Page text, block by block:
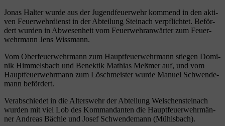
Jonas Hal­ter wur­de aus der Jugend­feu­er­wehr kom­mend in den akti­
ven Feu­er­wehr­dienst in der Abtei­lung Stein­ach ver­pflich­tet. Beför­
dert wur­den in Abwe­sen­heit vom Feu­er­wehr­an­wär­ter zum Feu­er­
wehr­mann Jens Wissmann.
Vom Ober­feu­er­wehr­mann zum Haupt­feu­er­wehr­mann stie­gen Domi­
nik Him­mels­bach und Benek­tik Mathi­as Meß­mer auf, und vom
Haupt­feu­er­wehr­mann zum Lösch­meis­ter wur­de Manu­el Schwen­de­
mann befördert.
Ver­ab­schie­det in die Alters­wehr der Abtei­lung Wel­schen­stein­ach
wur­den mit viel Lob des Kom­man­dan­ten die Haupt­feu­er­wehr­män­
ner Andre­as Bäch­le und Josef Schwen­de­mann (Mühls­bach).